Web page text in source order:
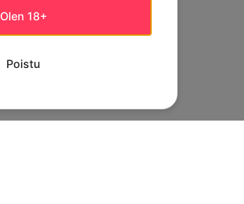
Olen 18+
Poistu